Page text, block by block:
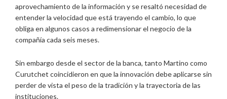
aprovechamiento de la información y se resaltó necesidad de
entender la velocidad que está trayendo el cambio, lo que
obliga en algunos casos a redimensionar el negocio de la
compañía cada seis meses.
Sin embargo desde el sector de la banca, tanto Martino como
Curutchet coincidieron en que la innovación debe aplicarse sin
perder de vista el peso de la tradición y la trayectoria de las
instituciones.